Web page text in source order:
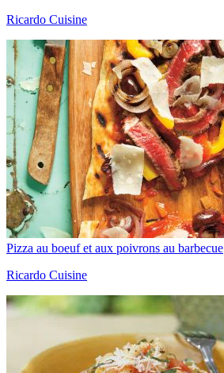
Ricardo Cuisine
Pizza au boeuf et aux poivrons au barbecue
Ricardo Cuisine